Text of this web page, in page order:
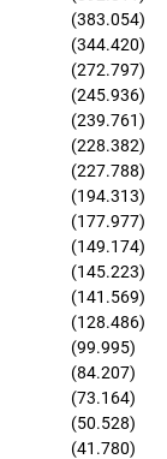
(383.054)
(344.420)
(272.797)
(245.936)
(239.761)
(228.382)
(227.788)
(194.313)
(177.977)
(149.174)
(145.223)
(141.569)
(128.486)
(99.995)
(84.207)
(73.164)
(50.528)
(41.780)